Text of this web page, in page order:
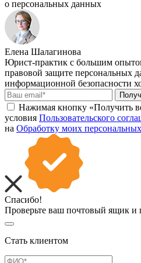
о персональных данных
Елена Шалагинова
Юрист-практик с большим
правовой защите персональных
информационной безопасности
Нажимая кнопку «Получить
условия Пользовательского
на Обработку моих
Спасибо!
Проверьте ваш почтовый ящик и
Стать клиентом